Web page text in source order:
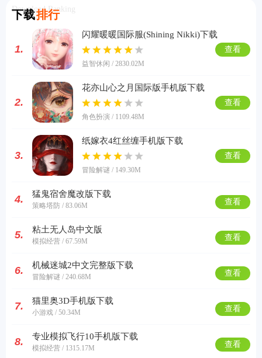
下载排行
Download Ranking
1.
闪耀暖暖国际服(Shining Nikki)下载
益智休闲 / 2830.02M
查看
2.
花亦山心之月国际版手机版下载
角色扮演 / 1109.48M
查看
3.
纸嫁衣4红丝缠手机版下载
冒险解谜 / 149.30M
查看
4. 猛鬼宿舍魔改版下载
策略塔防 / 83.06M 查看
5. 粘土无人岛中文版
模拟经营 / 67.59M 查看
6. 机械迷城2中文完整版下载
冒险解谜 / 240.68M 查看
7. 猫里奥3D手机版下载
小游戏 / 50.34M 查看
8. 专业模拟飞行10手机版下载
模拟经营 / 1315.17M 查看